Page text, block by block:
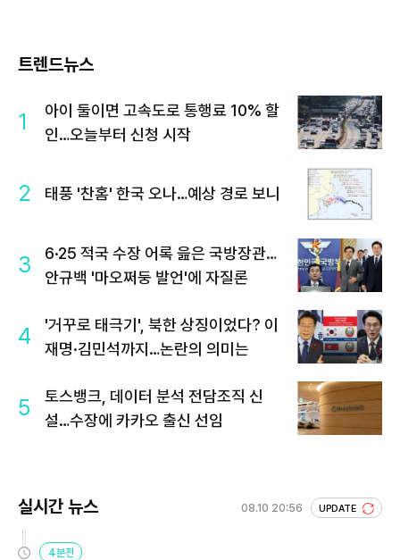
트렌드뉴스
1
아이 둘이면 고속도로 통행료 10% 할
인…오늘부터 신청 시작
2 태풍 '찬홈' 한국 오나…예상 경로 보니
3
6·25 적국 수장 어록 읊은 국방장관…
안규백 '마오쩌둥 발언'에 자질론
4
'거꾸로 태극기', 북한 상징이었다? 이
재명·김민석까지…논란의 의미는
5
토스뱅크, 데이터 분석 전담조직 신
설…수장에 카카오 출신 선임
실시간 뉴스 08.10 20:56 UPDATE
4분전